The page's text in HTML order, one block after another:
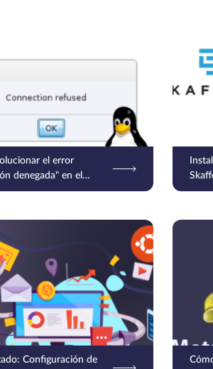
el error
denegada" en el
de Linux
Configuración de